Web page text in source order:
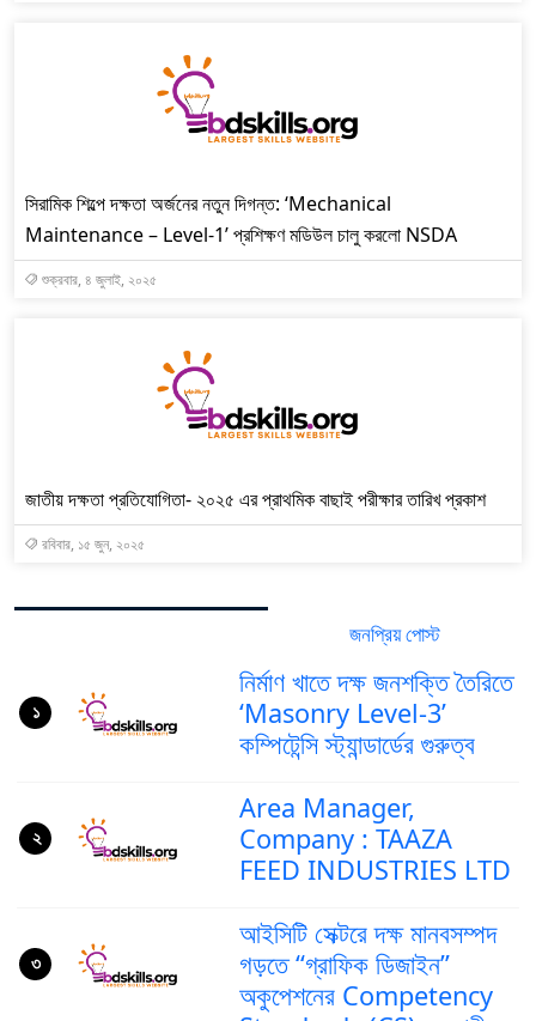
সিরামিক শিল্পে দক্ষতা অর্জনের নতুন দিগন্ত: ‘Mechanical
Maintenance – Level-1’ প্রশিক্ষণ মডিউল চালু করলো NSDA
শুক্রবার, ৪ জুলাই, ২০২৫
জাতীয় দক্ষতা প্রতিযোগিতা- ২০২৫ এর প্রাথমিক বাছাই পরীক্ষার তারিখ প্রকাশ
রবিবার, ১৫ জুন, ২০২৫
জনপ্রিয় পোস্ট
নির্মাণ খাতে দক্ষ জনশক্তি তৈরিতে
‘Masonry Level-3’
কম্পিটেন্সি স্ট্যান্ডার্ডের গুরুত্ব
১
Area Manager,
Company : TAAZA
FEED INDUSTRIES LTD
২
আইসিটি সেক্টরে দক্ষ মানবসম্পদ
গড়তে “গ্রাফিক ডিজাইন”
অকুপেশনের Competency
৩